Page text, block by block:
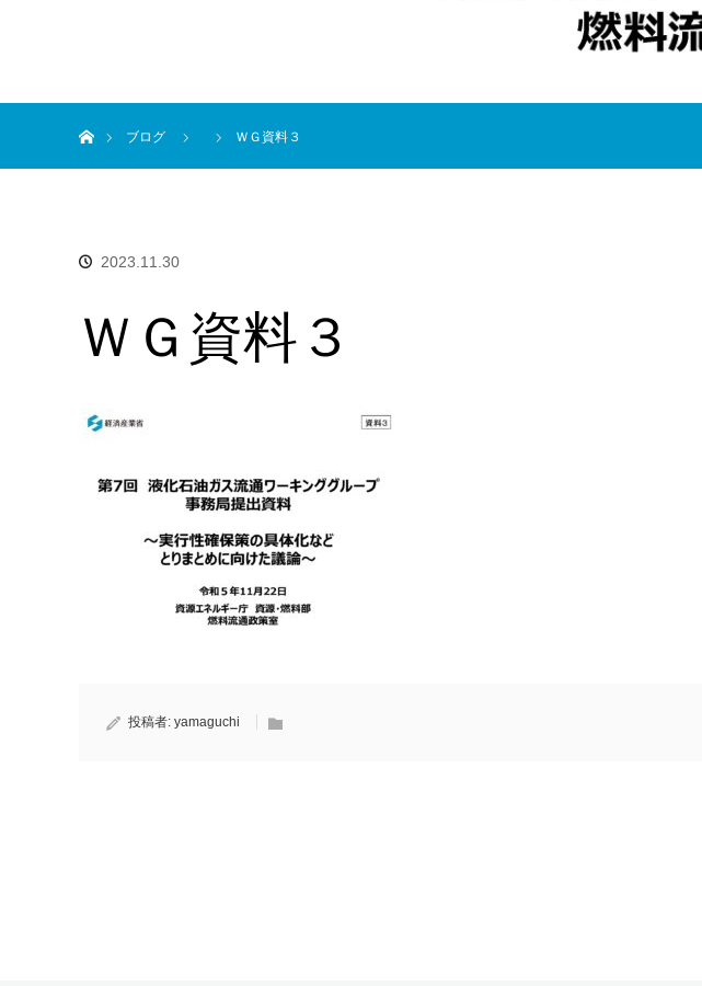
ブログ
ＷＧ資料３
2023.11.30
ＷＧ資料３
投稿者: yamaguchi